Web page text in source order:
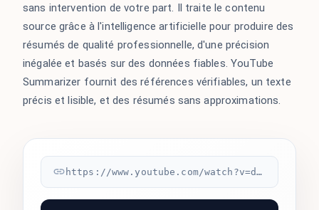
sans intervention de votre part. Il traite le contenu
source grâce à l'intelligence artificielle pour produire des
résumés de qualité professionnelle, d'une précision
inégalée et basés sur des données fiables. YouTube
Summarizer fournit des références vérifiables, un texte
précis et lisible, et des résumés sans approximations.
https://www.youtube.com/watch?v=dQw4w9WgXcQ